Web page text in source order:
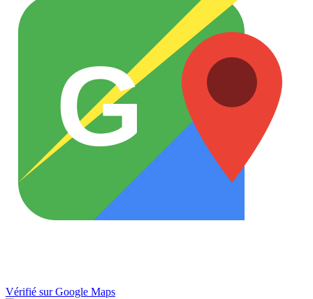
G
Vérifié sur Google Maps